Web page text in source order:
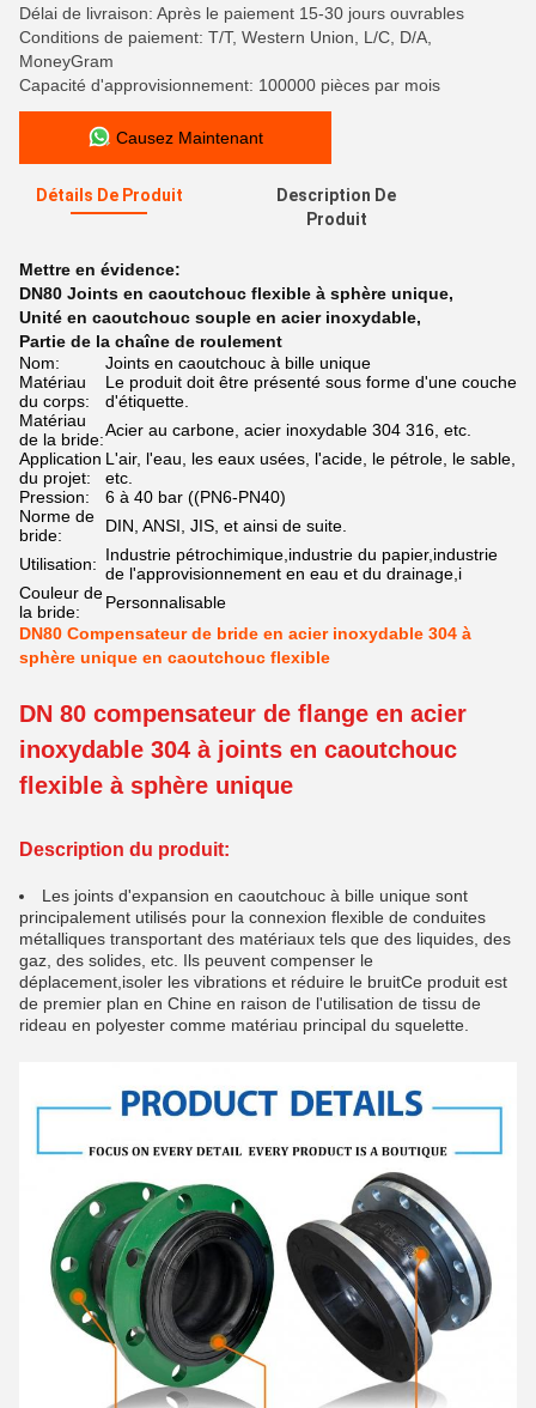
Délai de livraison: Après le paiement 15-30 jours ouvrables
Conditions de paiement: T/T, Western Union, L/C, D/A,
MoneyGram
Capacité d'approvisionnement: 100000 pièces par mois
Causez Maintenant
Détails De Produit
Description De
Produit
Mettre en évidence:
DN80 Joints en caoutchouc flexible à sphère unique,
Unité en caoutchouc souple en acier inoxydable,
Partie de la chaîne de roulement
Nom:
Joints en caoutchouc à bille unique
Matériau
du corps:
Le produit doit être présenté sous forme d'une couche
d'étiquette.
Matériau
de la bride:Acier au carbone, acier inoxydable 304 316, etc.
Application
du projet:
L'air, l'eau, les eaux usées, l'acide, le pétrole, le sable,
etc.
Pression:
6 à 40 bar ((PN6-PN40)
Norme de
bride:
DIN, ANSI, JIS, et ainsi de suite.
Utilisation: Industrie pétrochimique,industrie du papier,industrie
de l'approvisionnement en eau et du drainage,i
Couleur de
la bride:
Personnalisable
DN80 Compensateur de bride en acier inoxydable 304 à
sphère unique en caoutchouc flexible
DN 80 compensateur de flange en acier
inoxydable 304 à joints en caoutchouc
flexible à sphère unique
Description du produit:
Les joints d'expansion en caoutchouc à bille unique sont
principalement utilisés pour la connexion flexible de conduites
métalliques transportant des matériaux tels que des liquides, des
gaz, des solides, etc. Ils peuvent compenser le
déplacement,isoler les vibrations et réduire le bruitCe produit est
de premier plan en Chine en raison de l'utilisation de tissu de
rideau en polyester comme matériau principal du squelette.